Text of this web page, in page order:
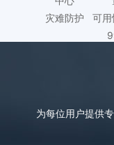
灾难防护
可用
为每位用户提供